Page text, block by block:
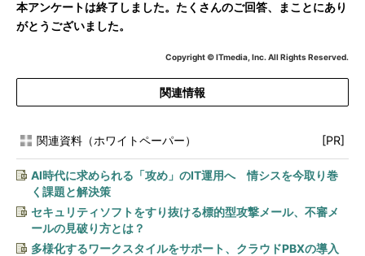
本アンケートは終了しました。たくさんのご回答、まことにあり
がとうございました。
Copyright © ITmedia, Inc. All Rights Reserved.
関連情報
関連資料（ホワイトペーパー） [PR]
AI時代に求められる「攻め」のIT運用へ 情シスを今取り巻
く課題と解決策
セキュリティソフトをすり抜ける標的型攻撃メール、不審メ
ールの見破り方とは？
多様化するワークスタイルをサポート、クラウドPBXの導入